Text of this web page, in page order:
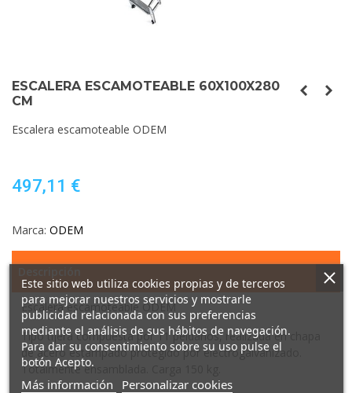
ESCALERA ESCAMOTEABLE 60X100X280
CM
Escalera escamoteable ODEM
497,11 €
Marca: ODEM
Escalera escamoteable ODEM
Tipo tijera compuesta por 11 peldaños, realizada en chapa
de acero estampado protegido por electrogalvanizado.
Totalmente ensamblada. Carga 150 kg.
Este sitio web utiliza cookies propias y de terceros
para mejorar nuestros servicios y mostrarle
publicidad relacionada con sus preferencias
mediante el análisis de sus hábitos de navegación.
Para dar su consentimiento sobre su uso pulse el
botón Acepto.
Más información
sobre
Personalizar cookies